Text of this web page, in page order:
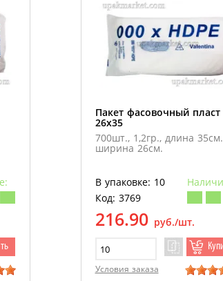
Пакет фасовочный пласт
26х35
700шт., 1,2гр., длина
ширина 26см.
В упаковке: 10
Код: 3769
216.90 руб./шт.
Условия заказа